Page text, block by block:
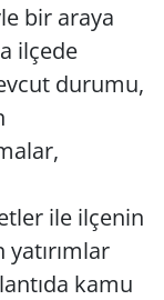
bir araya
ilçede
durumu,
ile ilçenin
kamu